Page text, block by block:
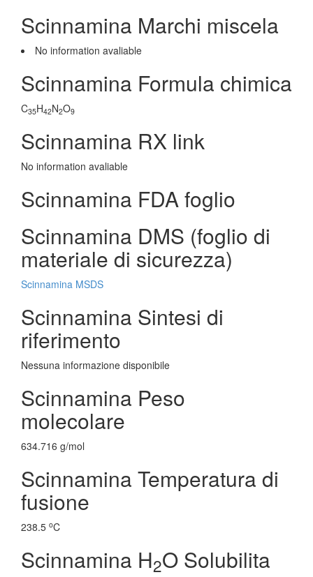
Scinnamina Marchi miscela
No information avaliable
Scinnamina Formula chimica
C35H42N2O9
Scinnamina RX link
No information avaliable
Scinnamina FDA foglio
Scinnamina DMS (foglio di
materiale di sicurezza)
Scinnamina MSDS
Scinnamina Sintesi di
riferimento
Nessuna informazione disponibile
Scinnamina Peso
molecolare
634.716 g/mol
Scinnamina Temperatura di
fusione
238.5 oC
Scinnamina H2O Solubilita